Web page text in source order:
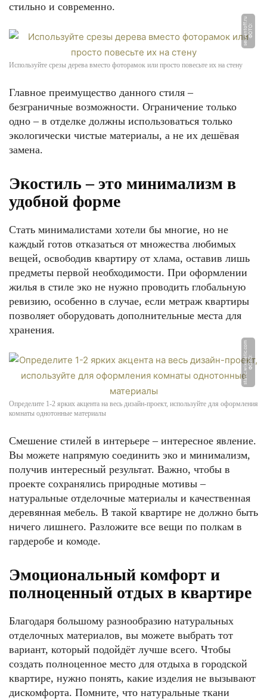
стильно и современно.
Ф
О
Т
О:
s
e
r
v
a
n
t
o
f
f.
r
u
Используйте срезы дерева вместо фоторамок или просто повесьте их на стену
Главное преимущество данного стиля –
безграничные возможности. Ограничение только
одно – в отделке должны использоваться только
экологически чистые материалы, а не их дешёвая
замена.
Экостиль – это минимализм в
удобной форме
Стать минималистами хотели бы многие, но не
каждый готов отказаться от множества любимых
вещей, освободив квартиру от хлама, оставив лишь
предметы первой необходимости. При оформлении
жилья в стиле эко не нужно проводить глобальную
ревизию, особенно в случае, если метраж квартиры
позволяет оборудовать дополнительные места для
хранения.
Ф
О
Т
О:
s
t
a
ti
c.
wi
x
s
t
a
ti
c.
c
o
m
Определите 1-2 ярких акцента на весь дизайн-проект, используйте для оформления
комнаты однотонные материалы
Смешение стилей в интерьере – интересное явление.
Вы можете напрямую соединить эко и минимализм,
получив интересный результат. Важно, чтобы в
проекте сохранялись природные мотивы –
натуральные отделочные материалы и качественная
деревянная мебель. В такой квартире не должно быть
ничего лишнего. Разложите все вещи по полкам в
гардеробе и комоде.
Эмоциональный комфорт и
полноценный отдых в квартире
Благодаря большому разнообразию натуральных
отделочных материалов, вы можете выбрать тот
вариант, который подойдёт лучше всего. Чтобы
создать полноценное место для отдыха в городской
квартире, нужно понять, какие изделия не вызывают
дискомфорта. Помните, что натуральные ткани